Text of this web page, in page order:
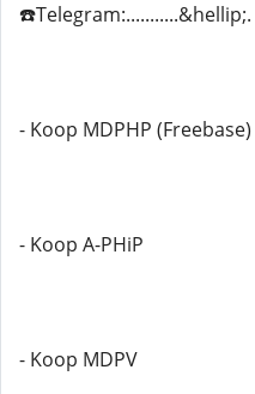
- Koop MDPHP (Freebase)
- Koop A-PHiP
- Koop MDPV